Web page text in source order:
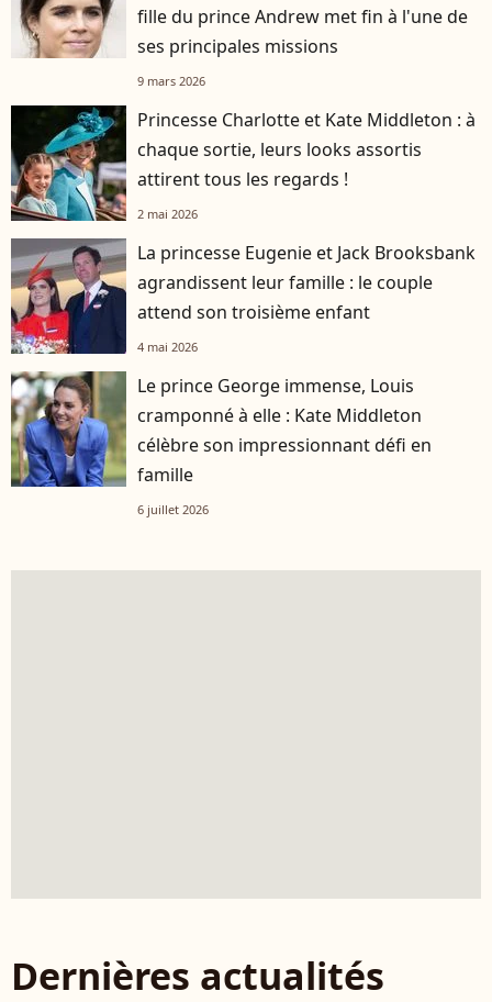
fille du prince Andrew met fin à l'une de
ses principales missions
9 mars 2026
Princesse Charlotte et Kate Middleton : à
chaque sortie, leurs looks assortis
attirent tous les regards !
2 mai 2026
La princesse Eugenie et Jack Brooksbank
agrandissent leur famille : le couple
attend son troisième enfant
4 mai 2026
Le prince George immense, Louis
cramponné à elle : Kate Middleton
célèbre son impressionnant défi en
famille
6 juillet 2026
Dernières actualités